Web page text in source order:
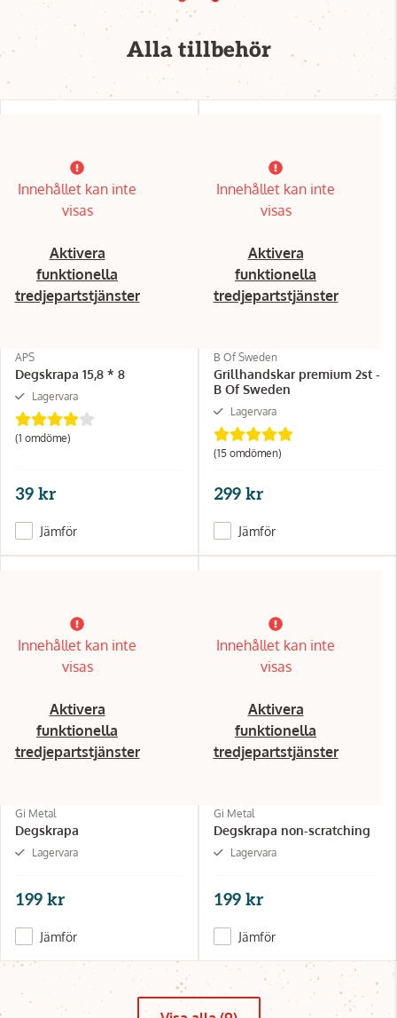
Alla tillbehör
Innehållet kan inte
visas
Aktivera
funktionella
tredjepartstjänster
APS
Degskrapa 15,8 * 8
Lagervara
(1 omdöme)
39 kr
Jämför
Innehållet kan inte
visas
Aktivera
funktionella
tredjepartstjänster
B Of Sweden
Grillhandskar premium 2st -
B Of Sweden
Lagervara
(15 omdömen)
299 kr
Jämför
Innehållet kan inte
visas
Aktivera
funktionella
tredjepartstjänster
Gi Metal
Degskrapa
Lagervara
199 kr
Jämför
Innehållet kan inte
visas
Aktivera
funktionella
tredjepartstjänster
Gi Metal
Degskrapa non-scratching
Lagervara
199 kr
Jämför